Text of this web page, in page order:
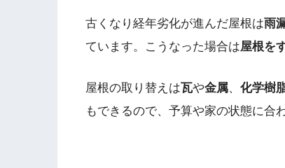
古くなり経年劣化が進んだ屋根は雨
ています。こうなった場合は屋根を
屋根の取り替えは瓦や金属、 化学樹
もできるので、予算や家の状態に合